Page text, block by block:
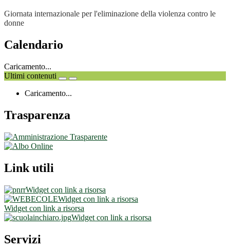
Giornata internazionale per l'eliminazione della violenza contro le
donne
Calendario
Caricamento...
Ultimi contenuti
Caricamento...
Trasparenza
Link utili
Widget con link a risorsa
Widget con link a risorsa
Widget con link a risorsa
Widget con link a risorsa
Servizi